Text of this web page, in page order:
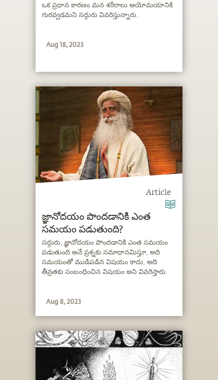
ఒక ప్రధాన కారణం మన శరీరాలు అయోమయానికి
గురవ్వడమని సద్గురు వివరిస్తున్నారు.
Aug 18, 2023
Article
జ్ఞానోదయం పొందడానికి ఎంత
సమయం పడుతుంది?
సద్గురు, జ్ఞానోదయం పొందడానికి ఎంత సమయం
పడుతుంది అనే ప్రశ్నకు సమాధానమిస్తూ, అది
సమయంతో ముడిపడిన విషయం కాదు, అది
తీవ్రతకు సంబంధించిన విషయం అని వివరిస్తారు.
Aug 8, 2023